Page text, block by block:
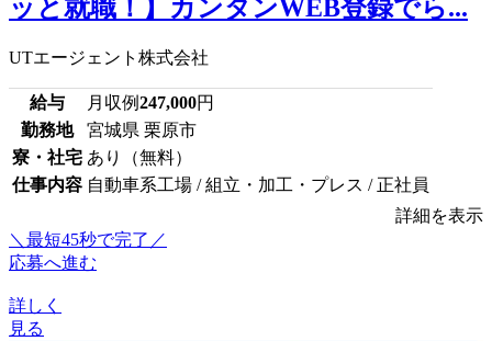
ッと就職！】カンタンWEB登録でら...
UTエージェント株式会社
給与 月収例247,000円
勤務地
宮城県 栗原市
寮・社宅 あり（無料）
仕事内容 自動車系工場 / 組立・加工・プレス / 正社員
詳細を表示
＼最短45秒で完了／
応募へ進む
詳しく
見る